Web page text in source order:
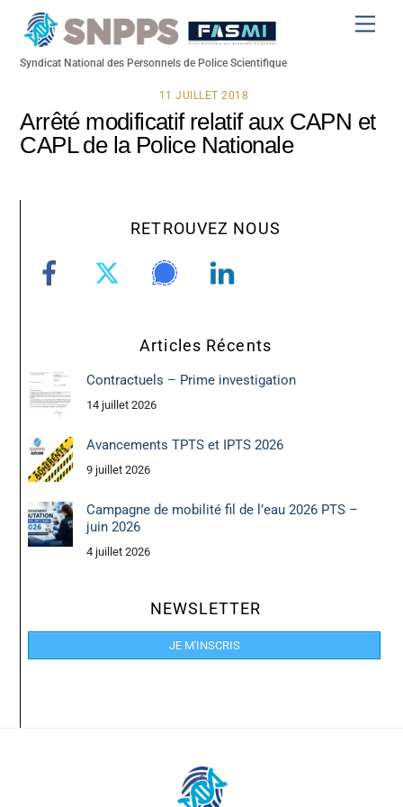
Syndicat National des Personnels de Police Scientifique
11 JUILLET 2018
Arrêté modificatif relatif aux CAPN et
CAPL de la Police Nationale
RETROUVEZ NOUS
Articles Récents
Contractuels – Prime investigation
14 juillet 2026
Avancements TPTS et IPTS 2026
9 juillet 2026
Campagne de mobilité fil de l’eau 2026 PTS –
juin 2026
4 juillet 2026
NEWSLETTER
JE M'INSCRIS
Back
To